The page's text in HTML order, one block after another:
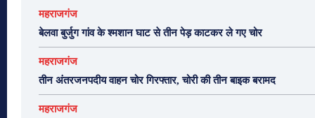
महराजगंज
बेलवा बुर्जुग गांव के श्मशान घाट से तीन पेड़ काटकर ले गए चोर
महराजगंज
तीन अंतरजनपदीय वाहन चोर गिरफ्तार, चोरी की तीन बाइक बरामद
महराजगंज